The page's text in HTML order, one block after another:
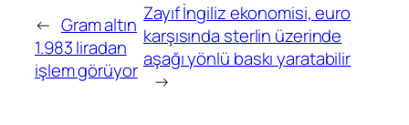
← Gram altın
1.983 liradan
işlem görüyor
Zayıf İngiliz ekonomisi, euro
karşısında sterlin üzerinde
aşağı yönlü baskı yaratabilir
→